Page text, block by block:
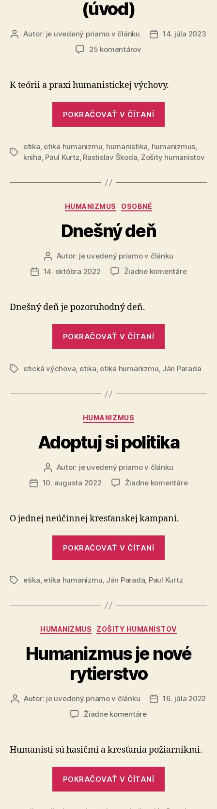
(úvod)
AutorAutor: je uvedený priamo v článku
Dátum
14. júla 2023
25 komentárovna
–
Zakázané
ovocie:
Etika
K teórii a praxi humanistickej výchovy.
POKRAČOVAŤ V ČÍTANÍ
Zakázané
ovocie:
Značky
etika, etika humanizmu, humanistika, humanizmus,
kniha, Paul Kurtz, Rastislav Škoda, Zošity humanistov
Kategórie
HUMANIZMUS OSOBNÉ
Dnešný deň
Autor
článku
Autor: je uvedený priamo v článku
Dátum
14. októbra 2022 Žiadne komentárena
Dnešný deň je pozoruhodný deň.
POKRAČOVAŤ V ČÍTANÍ
Značkyetická výchova, etika, etika humanizmu, Ján Parada
Kategórie
HUMANIZMUS
Adoptuj si politika
Autor
článku
Autor: je uvedený priamo v článku
Dátum
10. augusta 2022 Žiadne komentárena
O jednej neúčinnej kresťanskej kampani.
POKRAČOVAŤ V ČÍTANÍ
Značky
etika, etika humanizmu, Ján Parada, Paul Kurtz
Kategórie
HUMANIZMUS ZOŠITY HUMANISTOV
Humanizmus je nové
rytierstvo
AutorAutor: je uvedený priamo v článku
Dátum
16. júla 2022
Žiadne komentárena
nové
rytierstvo
Humanisti sú hasičmi a kresťania požiarnikmi.
POKRAČOVAŤ V ČÍTANÍ